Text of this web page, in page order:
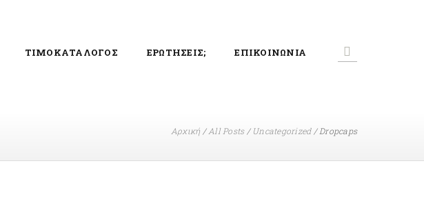
ΤΙΜΟΚΑΤΑΛΟΓΟΣ ΕΡΩΤΗΣΕΙΣ; ΕΠΙΚΟΙΝΩΝΙΑ
Αρχική /All Posts/ Uncategorized/Dropcaps